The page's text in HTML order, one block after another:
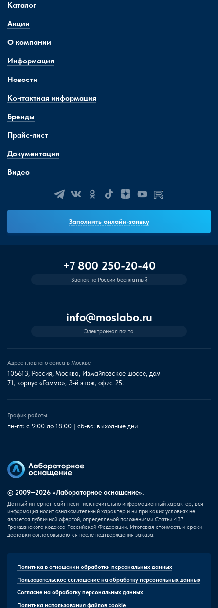
Каталог
Акции
О компании
Информация
Новости
Контактная информация
Бренды
Прайс-лист
Документация
Видео
Заполнить онлайн-заявку
+7 800 250-20-40
Звонок по России бесплатный
info@moslabo.ru
Электронная почта
Адрес главного офиса в Москве
105613, Россия, Москва, Измайловское шоссе, дом
71, корпус «Гамма», 3-й этаж, офис 25.
График работы:
пн-пт: с 9:00 до 18:00 | сб-вс: выходные дни
© 2009—2026 «Лабораторное оснащение».
Данный интернет-сайт носит исключительно информационный характер, вся
информация носит ознакомительный характер и ни при каких условиях не
является публичной офертой, определяемой положениями Статьи 437
Гражданского кодекса Российской Федерации. Итоговая стоимость и сроки
доставки согласовываются после подтверждения заказа.
Политика в отношении обработки персональных данных
Пользовательское соглашение на обработку персональных данных
Согласие на обработку персональных данных
Политика использования файлов cookie